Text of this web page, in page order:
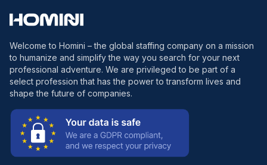
Welcome to Homini – the global staffing company on a mission
to humanize and simplify the way you search for your next
professional adventure. We are privileged to be part of a
select profession that has the power to transform lives and
shape the future of companies.